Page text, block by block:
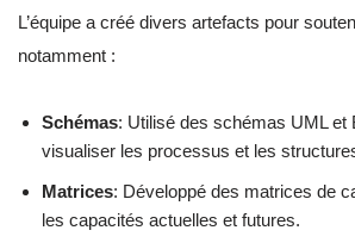
L’équipe a créé divers artefacts pour
notamment :
Schémas: Utilisé des schémas UML et
visualiser les processus et les
Matrices: Développé des matrices de
les capacités actuelles et futures.